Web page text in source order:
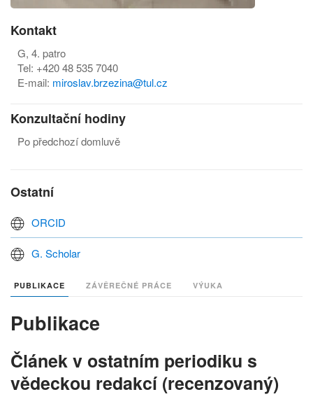
Kontakt
G, 4. patro
Tel: +420 48 535 7040
E-mail: miroslav.brzezina@tul.cz
Konzultační hodiny
Po předchozí domluvě
Ostatní
ORCID
G. Scholar
PUBLIKACE ZÁVĚREČNÉ PRÁCE VÝUKA
Publikace
Článek v ostatním periodiku s
vědeckou redakcí (recenzovaný)